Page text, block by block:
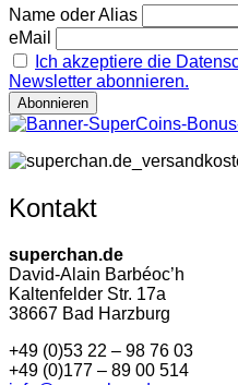
Name oder Alias
eMail
Ich akzeptiere die
Newsletter abonnieren.
Kontakt
superchan.de
David-Alain Barbéoc’h
Kaltenfelder Str. 17a
38667 Bad Harzburg
+49 (0)53 22 – 98 76 03
+49 (0)177 – 89 00 514